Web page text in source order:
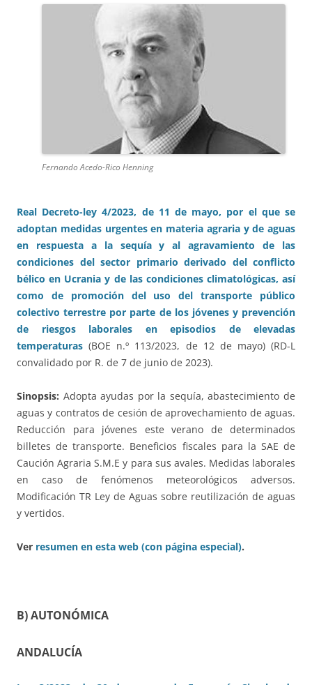
Fernando Acedo-Rico Henning
Real Decreto-ley 4/2023, de 11 de mayo, por el que se
adoptan medidas urgentes en materia agraria y de aguas
en respuesta a la sequía y al agravamiento de las
condiciones del sector primario derivado del conflicto
bélico en Ucrania y de las condiciones climatológicas, así
como de promoción del uso del transporte público
colectivo terrestre por parte de los jóvenes y prevención
de riesgos laborales en episodios de elevadas
temperaturas (BOE n.º 113/2023, de 12 de mayo) (RD-L
convalidado por R. de 7 de junio de 2023).
Sinopsis: Adopta ayudas por la sequía, abastecimiento de
aguas y contratos de cesión de aprovechamiento de aguas.
Reducción para jóvenes este verano de determinados
billetes de transporte. Beneficios fiscales para la SAE de
Caución Agraria S.M.E y para sus avales. Medidas laborales
en caso de fenómenos meteorológicos adversos.
Modificación TR Ley de Aguas sobre reutilización de aguas
y vertidos.
Ver resumen en esta web (con página especial).
B) AUTONÓMICA
ANDALUCÍA